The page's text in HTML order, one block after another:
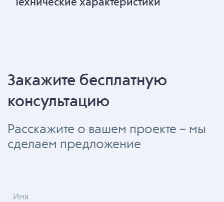
Технические характеристики
Закажите бесплатную
консультацию
Расскажите о вашем проекте – мы
сделаем предложение
Имя